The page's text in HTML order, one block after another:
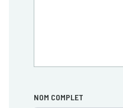
NOM COMPLET